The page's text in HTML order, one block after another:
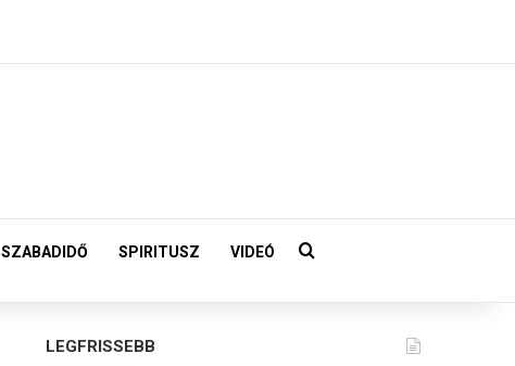
SZABADIDŐ SPIRITUSZ VIDEÓ Keresés:
LEGFRISSEBB